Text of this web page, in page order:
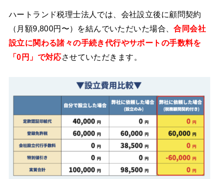
ハートランド税理士法人では、会社設立後に顧問契約
（月額9,800円〜）を結んでいただいた場合、合同会社
設立に関わる諸々の手続き代行やサポートの手数料を
「0円」で対応させていただきます。